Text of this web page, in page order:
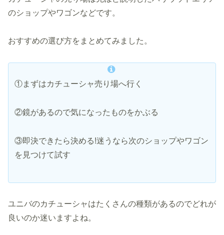
のショップやワゴンなどです。
おすすめの選び方をまとめてみました。
①まずはカチューシャ売り場へ行く
②鏡があるので気になったものをかぶる
③即決できたら決める!迷うなら次のショップやワゴン
を見つけて試す
ユニバのカチューシャはたくさんの種類があるのでどれが
良いのか迷いますよね。